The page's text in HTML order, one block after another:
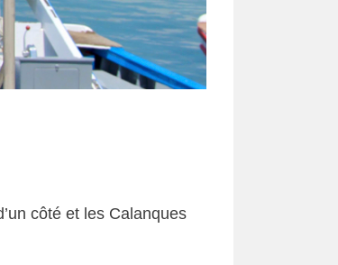
côté et les Calanques